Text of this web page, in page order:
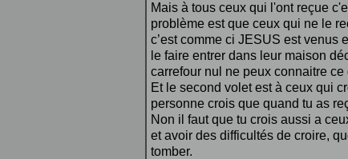
Mais à tous ceux qui l'ont reçue
problème est que ceux qui ne le
c’est comme ci JESUS est venus
le faire entrer dans leur maison
carrefour nul ne peux connaitre ce
Et le second volet est à ceux qui
personne crois que quand tu as
Non il faut que tu crois aussi a
et avoir des difficultés de croire,
tomber.